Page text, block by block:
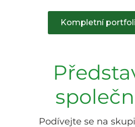
Kompletní
Podívejte se na